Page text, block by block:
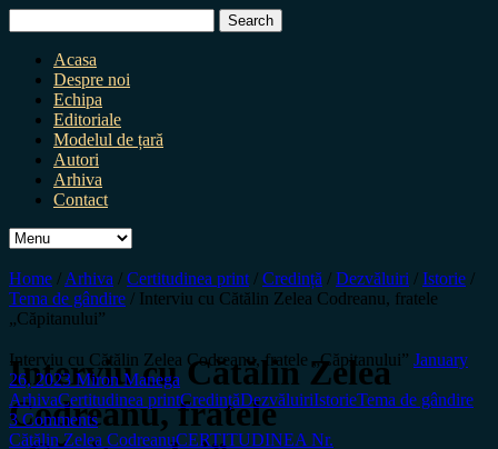
for:
Acasa
Despre noi
Echipa
Editoriale
Modelul de țară
Autori
Arhiva
Contact
Home / Arhiva / Certitudinea print / Credință / Dezvăluiri / Istorie /
Tema de gândire / Interviu cu Cătălin Zelea Codreanu, fratele
„Căpitanului”
Interviu cu Cătălin Zelea
Codreanu, fratele
Interviu cu Cătălin Zelea Codreanu, fratele „Căpitanului” January
26, 2023Miron Manega
ArhivaCertitudinea printCredințăDezvăluiriIstorieTema de gândire
3 Comments
Cătălin Zelea CodreanuCERTITUDINEA Nr.